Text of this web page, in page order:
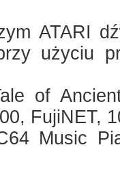
ATARI
użyciu
of
FujiNET,
Music